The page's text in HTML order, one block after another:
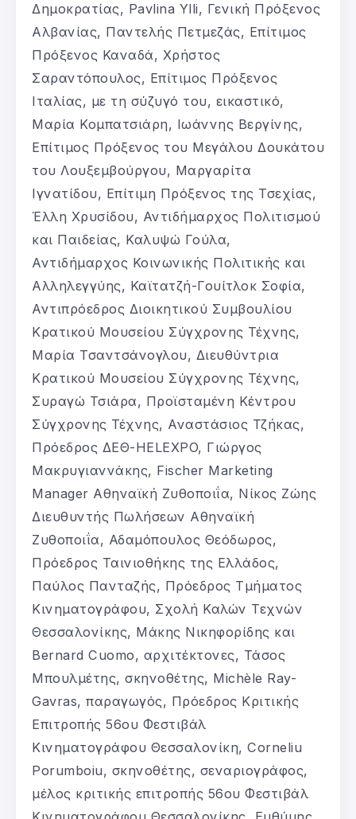
Δημοκρατίας, Pavlina Ylli, Γενική Πρόξενος
Αλβανίας, Παντελής Πετμεζάς, Επίτιμος
Πρόξενος Καναδά, Χρήστος
Σαραντόπουλος, Επίτιμος Πρόξενος
Ιταλίας, με τη σύζυγό του, εικαστικό,
Μαρία Κομπατσιάρη, Ιωάννης Βεργίνης,
Επίτιμος Πρόξενος του Μεγάλου Δουκάτου
του Λουξεμβούργου, Μαργαρίτα
Ιγνατίδου, Επίτιμη Πρόξενος της Τσεχίας,
Έλλη Χρυσίδου, Αντιδήμαρχος Πολιτισμού
και Παιδείας, Καλυψώ Γούλα,
Αντιδήμαρχος Κοινωνικής Πολιτικής και
Αλληλεγγύης, Καϊτατζή-Γουίτλοκ Σοφία,
Αντιπρόεδρος Διοικητικού Συμβουλίου
Κρατικού Μουσείου Σύγχρονης Τέχνης,
Μαρία Τσαντσάνογλου, Διευθύντρια
Κρατικού Μουσείου Σύγχρονης Τέχνης,
Συραγώ Τσιάρα, Προϊσταμένη Κέντρου
Σύγχρονης Τέχνης, Αναστάσιος Τζήκας,
Πρόεδρος ΔΕΘ-HELEXPO, Γιώργος
Μακρυγιαννάκης, Fischer Marketing
Manager Αθηναϊκή Ζυθοποιΐα, Νίκος Ζώης
Διευθυντής Πωλήσεων Αθηναϊκή
Ζυθοποιΐα, Αδαμόπουλος Θεόδωρος,
Πρόεδρος Ταινιοθήκης της Ελλάδος,
Παύλος Πανταζής, Πρόεδρος Τμήματος
Κινηματογράφου, Σχολή Καλών Τεχνών
Θεσσαλονίκης, Μάκης Νικηφορίδης και
Bernard Cuomo, αρχιτέκτονες, Τάσος
Μπουλμέτης, σκηνοθέτης, Michèle Ray-
Gavras, παραγωγός, Πρόεδρος Κριτικής
Επιτροπής 56ου Φεστιβάλ
Κινηματογράφου Θεσσαλονίκη, Corneliu
Porumboiu, σκηνοθέτης, σεναριογράφος,
μέλος κριτικής επιτροπής 56ου Φεστιβάλ